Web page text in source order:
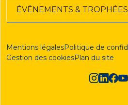
ÉVÉNEMENTS & TROPHÉES
Mentions légalesPolitique de
Gestion des cookiesPlan du site